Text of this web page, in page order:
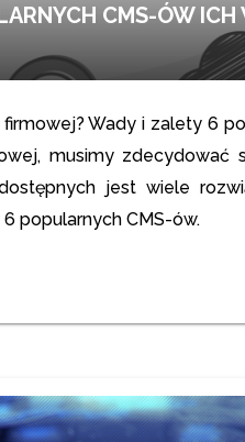
CMS-ÓW ICH
Wady i zalety 6
musimy zdecydować
jest wiele
popularnych CMS-ów.